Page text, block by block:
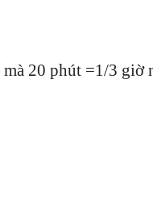
20 phút =1/3 giờ